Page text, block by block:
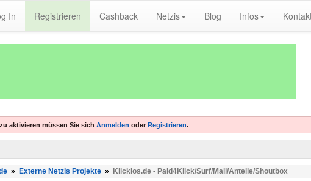
In Registrieren Cashback Netzis Blog Infos
aktivieren müssen Sie sich Anmelden oder Registrieren.
» Externe Netzis Projekte » Klicklos.de - Paid4Klick/Surf/Mail/Anteile/Shoutbox